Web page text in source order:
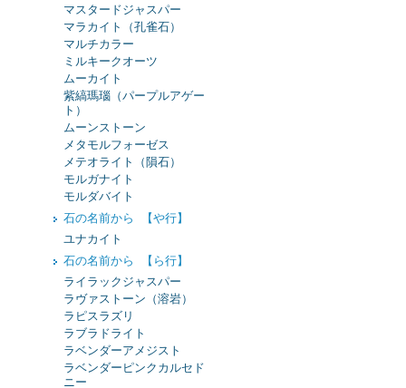
マスタードジャスパー
マラカイト（孔雀石）
マルチカラー
ミルキークオーツ
ムーカイト
紫縞瑪瑙（パープルアゲー
ト）
ムーンストーン
メタモルフォーゼス
メテオライト（隕石）
モルガナイト
モルダバイト
石の名前から 【や行】
ユナカイト
石の名前から 【ら行】
ライラックジャスパー
ラヴァストーン（溶岩）
ラピスラズリ
ラブラドライト
ラベンダーアメジスト
ラベンダーピンクカルセド
ニー